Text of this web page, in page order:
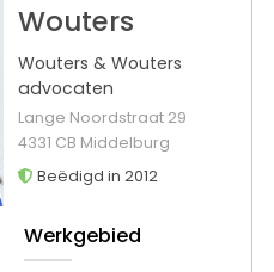
Wouters
Wouters & Wouters
advocaten
Lange Noordstraat 29
4331 CB Middelburg
Beëdigd in 2012
Werkgebied